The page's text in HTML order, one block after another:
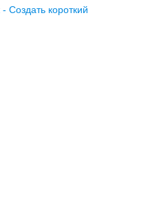
Создать короткий